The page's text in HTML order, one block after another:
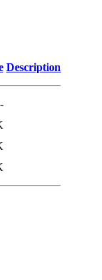
Description
-